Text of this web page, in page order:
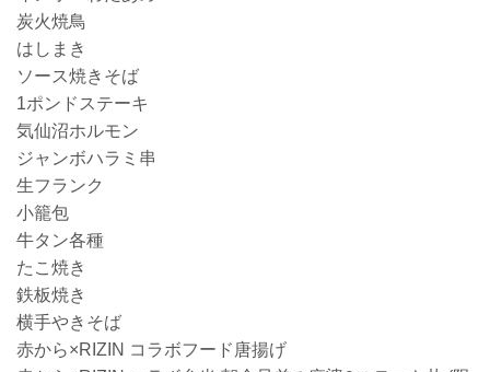
炭火焼鳥
はしまき
ソース焼きそば
1ポンドステーキ
気仙沼ホルモン
ジャンボハラミ串
生フランク
小籠包
牛タン各種
たこ焼き
鉄板焼き
横手やきそば
赤から×RIZIN コラボフード唐揚げ